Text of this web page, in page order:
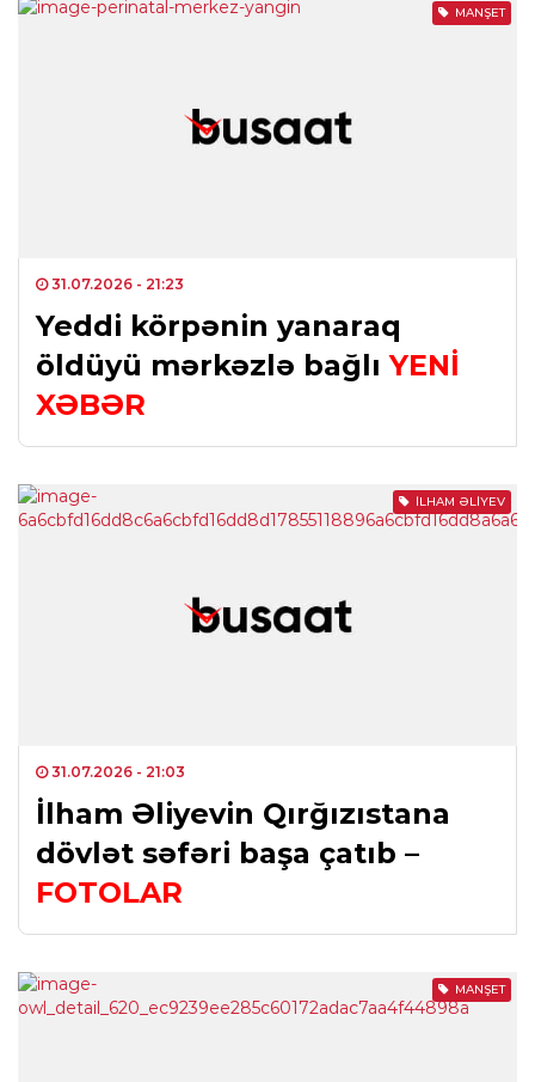
MANŞET
31.07.2026 - 21:23
Yeddi körpənin yanaraq
öldüyü mərkəzlə bağlıYENİ
XƏBƏR
İLHAM ƏLIYEV
31.07.2026 - 21:03
İlham Əliyevin Qırğızıstana
dövlət səfəri başa çatıb –
FOTOLAR
MANŞET